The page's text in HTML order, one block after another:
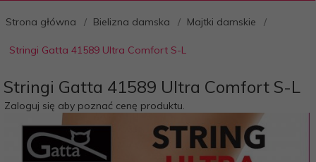
Strona główna Bielizna damska Majtki damskie
Stringi Gatta 41589 Ultra Comfort S-L
Stringi Gatta 41589 Ultra Comfort S-L
Zaloguj się aby poznać cenę produktu.